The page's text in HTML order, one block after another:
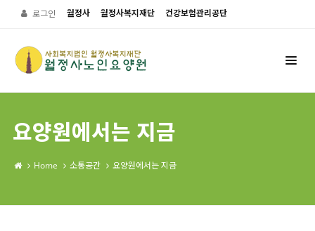
로그인 월정사 월정사복지재단 건강보험관리공단
요양원에서는 지금
Home 소통공간 요양원에서는 지금